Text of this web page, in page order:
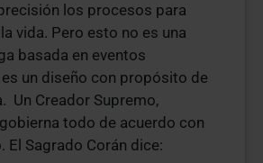
los procesos para
vida. Pero esto no es una
basada en eventos
un diseño con propósito de
Un Creador Supremo,
todo de acuerdo con
El Sagrado Corán dice: